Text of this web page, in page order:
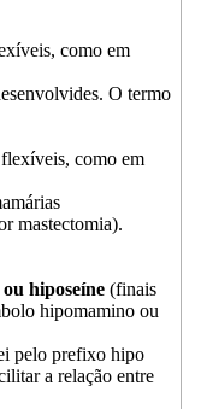
como em
O termo
como em
mastectomia).
hiposeíne (finais
hipomamino ou
pelo prefixo hipo
a relação entre